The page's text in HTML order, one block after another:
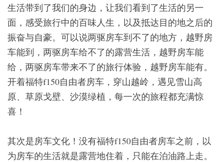
生活带到了我们的身边，让我们看到了生活的另一
面，感受旅行中的百味人生，以及抵达目的地之后的
振奋与自豪。可以说两驱房车到不了的地方，越野房
车能到，两驱房车给不了的露营生活，越野房车能
给，两驱房车带来不了的旅行体验，越野房车能有。
开着福特f150自由者房车，穿山越岭，遇见雪山高
原、草原戈壁、沙漠绿植，每一次的旅程都充满惊
喜！
其次是房车文化！没有福特f150自由者房车之前，以
为房车的生活就是露营地住着，只能在泊油路上走。